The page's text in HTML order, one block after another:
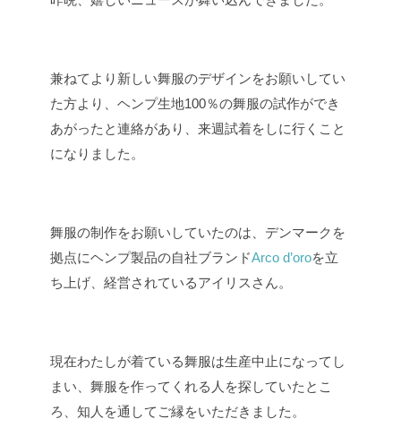
兼ねてより新しい舞服のデザインをお願いしてい
た方より、ヘンプ生地100％の舞服の試作ができ
あがったと連絡があり、来週試着をしに行くこと
になりました。
舞服の制作をお願いしていたのは、デンマークを
拠点にヘンプ製品の自社ブランドArco d’oroを立
ち上げ、経営されているアイリスさん。
現在わたしが着ている舞服は生産中止になってし
まい、舞服を作ってくれる人を探していたとこ
ろ、知人を通してご縁をいただきました。